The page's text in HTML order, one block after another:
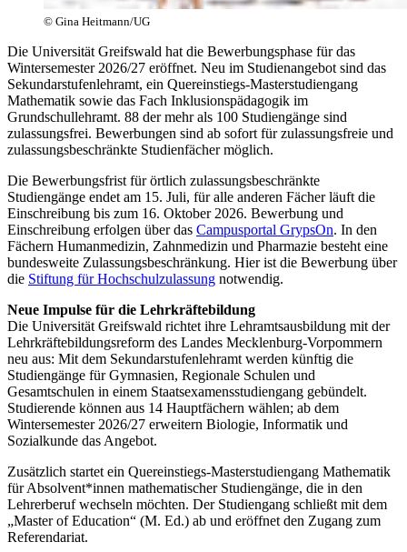
© Gina Heitmann/UG
Die Universität Greifswald hat die Bewerbungsphase für das
Wintersemester 2026/27 eröffnet. Neu im Studienangebot sind das
Sekundarstufenlehramt, ein Quereinstiegs-Masterstudiengang
Mathematik sowie das Fach Inklusionspädagogik im
Grundschullehramt. 88 der mehr als 100 Studiengänge sind
zulassungsfrei. Bewerbungen sind ab sofort für zulassungsfreie und
zulassungsbeschränkte Studienfächer möglich.
Die Bewerbungsfrist für örtlich zulassungsbeschränkte
Studiengänge endet am 15. Juli, für alle anderen Fächer läuft die
Einschreibung bis zum 16. Oktober 2026. Bewerbung und
Einschreibung erfolgen über das Campusportal GrypsOn. In den
Fächern Humanmedizin, Zahnmedizin und Pharmazie besteht eine
bundesweite Zulassungsbeschränkung. Hier ist die Bewerbung über
die Stiftung für Hochschulzulassung notwendig.
Neue Impulse für die Lehrkräftebildung
Die Universität Greifswald richtet ihre Lehramtsausbildung mit der
Lehrkräftebildungsreform des Landes Mecklenburg-Vorpommern
neu aus: Mit dem Sekundarstufenlehramt werden künftig die
Studiengänge für Gymnasien, Regionale Schulen und
Gesamtschulen in einem Staatsexamensstudiengang gebündelt.
Studierende können aus 14 Hauptfächern wählen; ab dem
Wintersemester 2026/27 erweitern Biologie, Informatik und
Sozialkunde das Angebot.
Zusätzlich startet ein Quereinstiegs-Masterstudiengang Mathematik
für Absolvent*innen mathematischer Studiengänge, die in den
Lehrerberuf wechseln möchten. Der Studiengang schließt mit dem
„Master of Education“ (M. Ed.) ab und eröffnet den Zugang zum
Referendariat.